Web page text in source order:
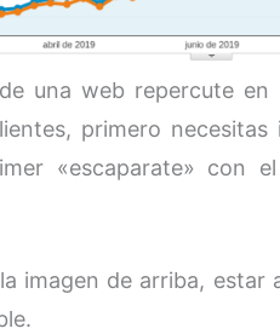
una web repercute
primero
«escaparate» con
imagen de arriba, estar